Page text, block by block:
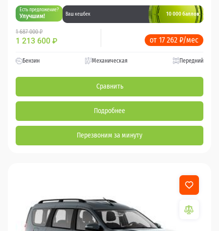
Есть предложение?
Улучшим! Ваш кешбек 10 000 баллов
1 687 000 ₽
1 213 600 ₽ от 17 262 ₽/мес
Бензин Механическая Передний
Сравнить
Подробнее
Перезвоним за минуту